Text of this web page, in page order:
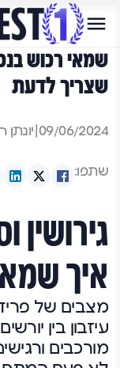
שמאי רכוש
שצריך לדעת
09/06/2024 יונתן
שתפו:
גירושין
איך
מצבים של
עיזבון בין
מורכבים